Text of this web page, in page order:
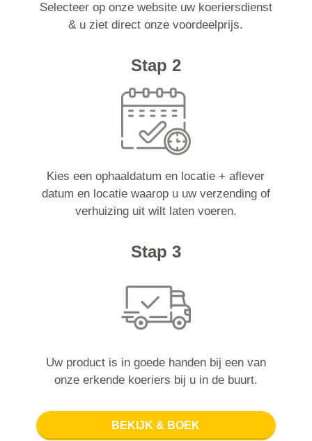
Selecteer op onze website uw koeriersdienst
& u ziet direct onze voordeelprijs.
Stap 2
Kies een ophaaldatum en locatie + aflever
datum en locatie waarop u uw verzending of
verhuizing uit wilt laten voeren.
Stap 3
Uw product is in goede handen bij een van
onze erkende koeriers bij u in de buurt.
BEKIJK & BOEK